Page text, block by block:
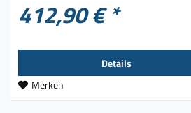
412,90 € *
Details
Merken